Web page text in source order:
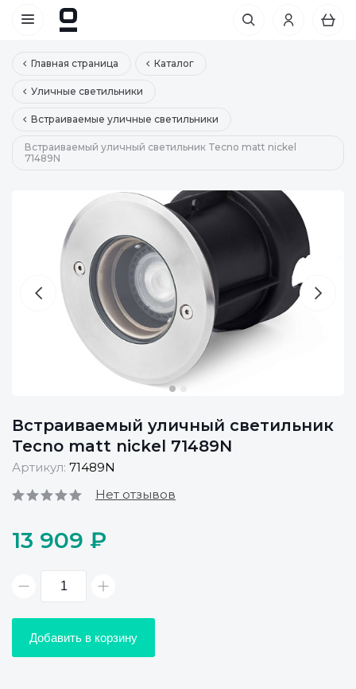
Главная страница Каталог
Уличные светильники
Встраиваемые уличные светильники
Встраиваемый уличный светильник Tecno matt nickel
71489N
Встраиваемый уличный светильник
Tecno matt nickel 71489N
Артикул: 71489N
Нет отзывов
13 909 ₽
Добавить в корзину